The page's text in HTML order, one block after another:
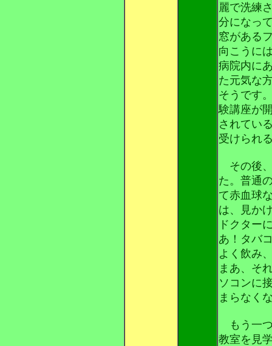
麗で洗練
分になっ
窓がある
向こうに
病院内に
た元気な
そうです
験講座が
されてい
受けられ
その後、
た。普通
て赤血球
は、見か
ドクター
あ！タバ
よく飲み
まあ、そ
ソコンに
まらなく
もう一つ
教室を見